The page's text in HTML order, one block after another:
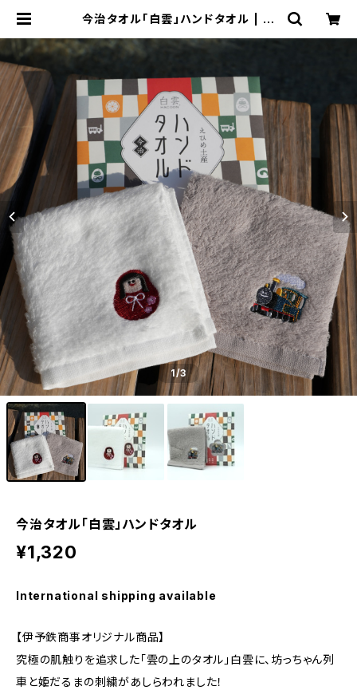
今治タオル「白雲」ハンドタオル | 伊
1/3
今治タオル「白雲」ハンドタオル
¥1,320
International shipping available
【伊予鉄商事オリジナル商品】
究極の肌触りを追求した「雲の上のタオル」白雲に、坊っちゃん列
車と姫だるまの刺繍があしらわれました！